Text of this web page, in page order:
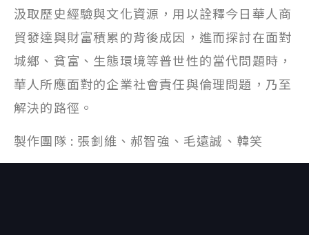
汲取歷史經驗與文化資源，用以詮釋今日華人商
貿發達與財富積累的背後成因，進而探討在面對
城鄉、貧富、生態環境等普世性的當代問題時，
華人所應面對的企業社會責任與倫理問題，乃至
解決的路徑。
製作團隊 : 張釗維、郝智強、毛遠誠、韓笑